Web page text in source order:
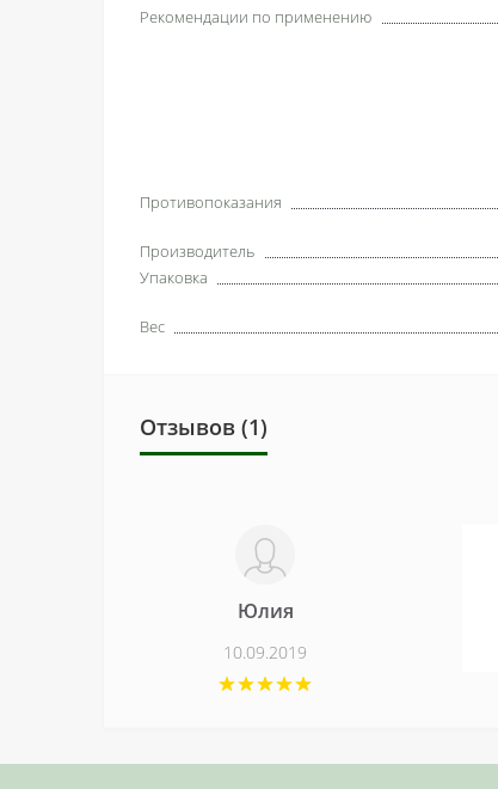
Рекомендации по применению
Противопоказания
Производитель
Упаковка
Вес
Отзывов (1)
Юлия
10.09.2019